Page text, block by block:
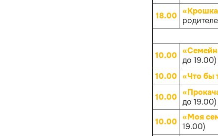
18.00
10.00 до 19.00)
10.00 «Что бы
10.00 до 19.00)
10.00 «Моя
19.00)